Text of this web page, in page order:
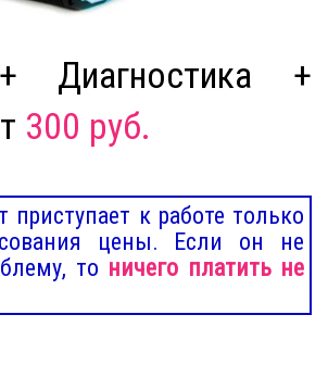
Диагностика +
300 руб.
приступает к работе только
цены. Если он не
то ничего платить не